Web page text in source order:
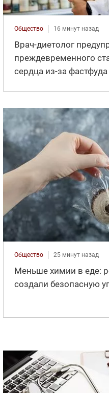
Общество 16 минут назад
Врач-диетолог
преждевременного
сердца из-за фастфуда
Общество 25 минут назад
Меньше химии в еде:
создали безопасную